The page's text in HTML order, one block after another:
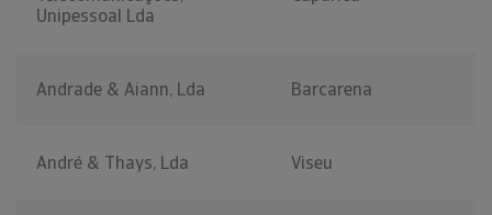
Unipessoal Lda
Andrade & Aiann, Lda Barcarena
André & Thays, Lda Viseu